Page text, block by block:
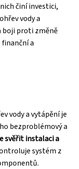
činí investici,
vody a
boji proti změně
a
vody a vytápění je
bezproblémový a
svěřit instalaci a
systém z